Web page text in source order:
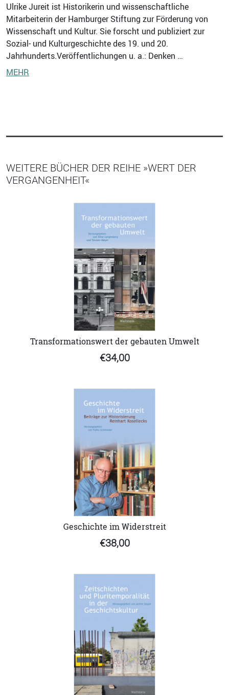
Ulrike Jureit ist Historikerin und wissenschaftliche
Mitarbeiterin der Hamburger Stiftung zur Förderung von
Wissenschaft und Kultur. Sie forscht und publiziert zur
Sozial- und Kulturgeschichte des 19. und 20.
Jahrhunderts.Veröffentlichungen u. a.: Denken …
MEHR
WEITERE BÜCHER DER REIHE »WERT DER
VERGANGENHEIT«
Transformationswert der gebauten Umwelt
€34,00
Geschichte im Widerstreit
€38,00